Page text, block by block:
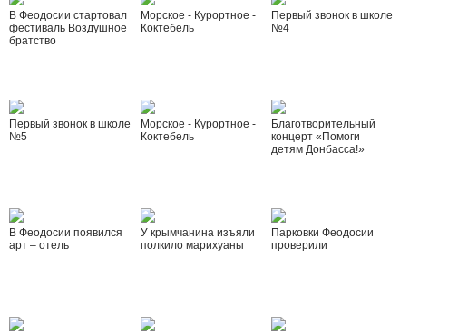
В Феодосии стартовал
фестиваль Воздушное
братство
Морское - Курортное -
Коктебель
Первый звонок в школе
№4
Первый звонок в школе
№5
Морское - Курортное -
Коктебель
Благотворительный
концерт «Помоги
детям Донбасса!»
В Феодосии появился
арт – отель
У крымчанина изъяли
полкило марихуаны
Парковки Феодосии
проверили